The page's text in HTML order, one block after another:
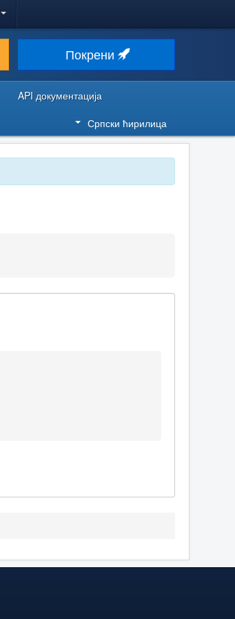
Покрени
API документација
Српски ћирилица